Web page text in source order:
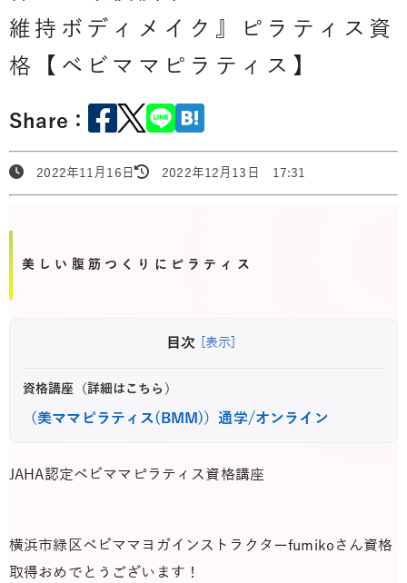
維持ボディメイク』ピラティス資
格【ベビママピラティス】
Share：
2022年11月16日 2022年12月13日 17:31
美しい腹筋つくりにピラティス
目次 [表示]
資格講座（詳細はこちら）
（美ママピラティス(BMM)）通学/オンライン
JAHA認定ベビママピラティス資格講座
横浜市緑区ベビママヨガインストラクターfumiko さん資格
取得おめでとうございます！